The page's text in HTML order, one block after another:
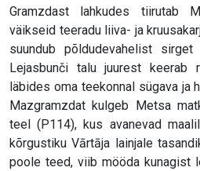
Gramzdast lahkudes tiirutab
väikseid teeradu liiva- ja
suundub põldudevahelist
Lejasbunči talu juurest keerab
läbides oma teekonnal sügava ja
Mazgramzdat kulgeb Metsa
teel (P114), kus avanevad
kõrgustiku Vārtāja lainjale
poole teed, viib mööda kunagist